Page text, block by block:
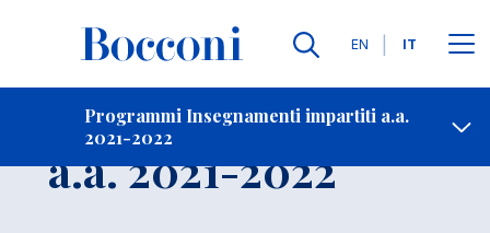
Lingue
EN IT
Programmi Insegnamenti impartiti a.a.
2021-2022
Contatti
Insegnamento
a.a. 2021-2022